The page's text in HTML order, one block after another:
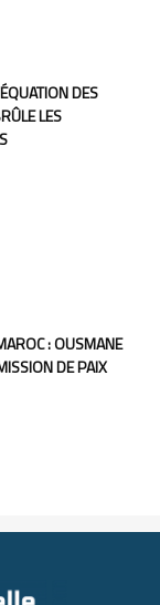
DES
LES
: OUSMANE
DE PAIX